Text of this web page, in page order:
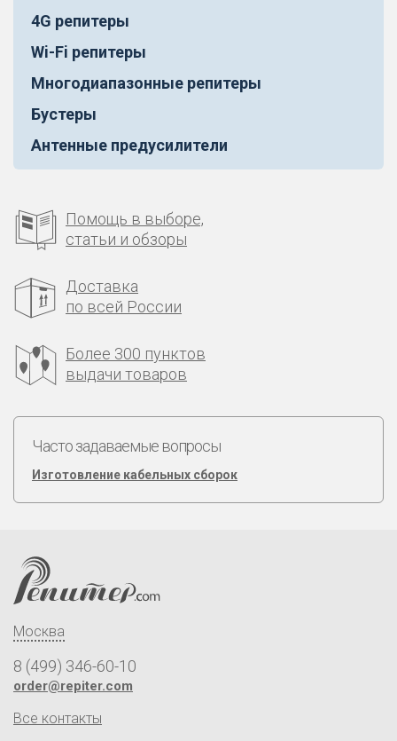
4G репитеры
Wi-Fi репитеры
Многодиапазонные репитеры
Бустеры
Антенные предусилители
Помощь в выборе,
статьи и обзоры
Доставка
по всей России
Более 300 пунктов
выдачи товаров
Часто задаваемые вопросы
Изготовление кабельных сборок
Москва
8 (499) 346-60-10
order@repiter.com
Все контакты